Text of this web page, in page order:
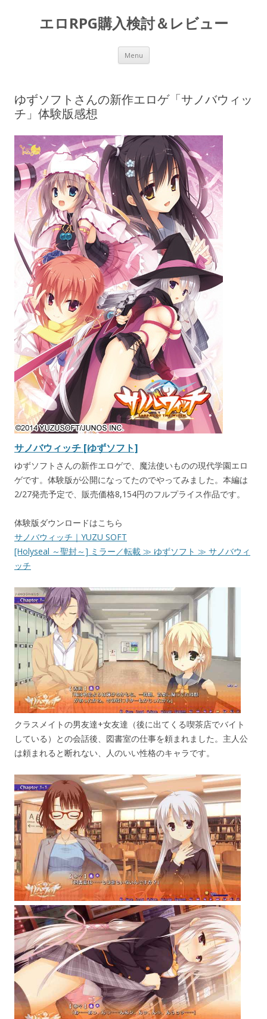
エロRPG購入検討＆レビュー
Menu Skip to content
ゆずソフトさんの新作エロゲ「サノバウィッ
チ」体験版感想
サノバウィッチ [ゆずソフト]
ゆずソフトさんの新作エロゲで、魔法使いものの現代学園エロ
ゲです。体験版が公開になってたのでやってみました。本編は
2/27発売予定で、販売価格8,154円のフルプライス作品です。
体験版ダウンロードはこちら
サノバウィッチ｜YUZU SOFT
[Holyseal ～聖封～] ミラー／転載 ≫ ゆずソフト ≫ サノバウィ
ッチ
クラスメイトの男友達+女友達（後に出てくる喫茶店でバイト
している）との会話後、図書室の仕事を頼まれました。主人公
は頼まれると断れない、人のいい性格のキャラです。